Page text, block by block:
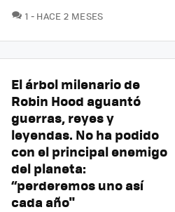
1 COMENTARIOS
HACE 2 MESES
El árbol milenario de
Robin Hood aguantó
guerras, reyes y
leyendas. No ha podido
con el principal enemigo
del planeta:
“perderemos uno así
cada año"